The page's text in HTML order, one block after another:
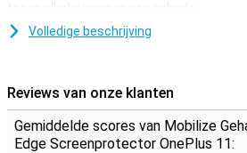
tegen allerlei vormen van schade.
Volledige beschrijving
Reviews van onze klanten
Gemiddelde scores van Mobilize
Edge Screenprotector OnePlus 11: